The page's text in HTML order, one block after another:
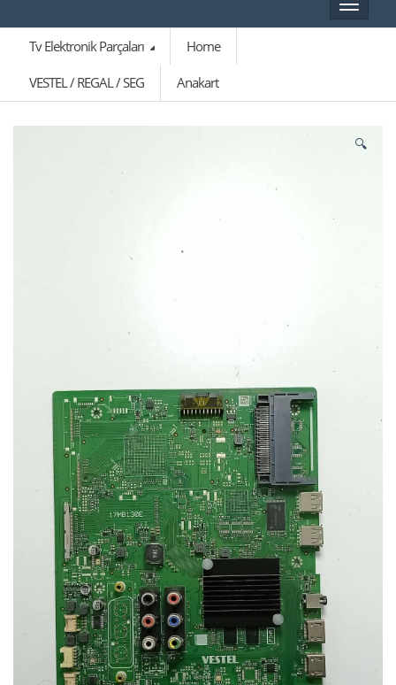
Toggle
Tv Elektronik Parçaları
Home
VESTEL / REGAL / SEG Anakart
🔍